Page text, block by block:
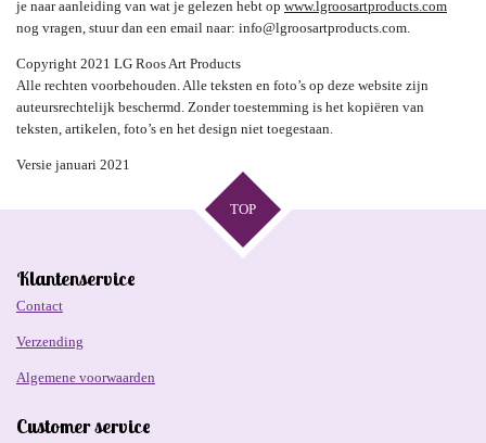
je naar aanleiding van wat je gelezen hebt op www.lgroosartproducts.com
nog vragen, stuur dan een email naar: info@lgroosartproducts.com.
Copyright 2021 LG Roos Art Products
Alle rechten voorbehouden. Alle teksten en foto’s op deze website zijn
auteursrechtelijk beschermd. Zonder toestemming is het kopiëren van
teksten, artikelen, foto’s en het design niet toegestaan.
Versie januari 2021
TOP
Klantenservice
Contact
Verzending
Algemene voorwaarden
Customer service